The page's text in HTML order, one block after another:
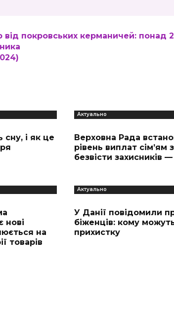
від покровських керманичей: понад
сну, і як це
Актуально
Верховна Рада
рівень виплат сім’ям
безвісти захисників
нові
на
товарів
Актуально
У Данії повідомили
біженців: кому
прихистку